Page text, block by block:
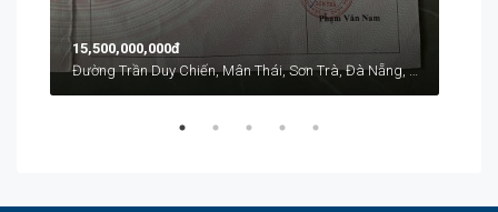
15,500,000,000đ
Đường Trần Duy Chiến, Mân Thái, Sơn Trà, Đà Nẵng, Việt Nam